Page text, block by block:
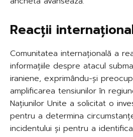
Reacții
Comunitatea internațională a
informațiile despre atacul
iraniene, exprimându-și
amplificarea tensiunilor în
Națiunilor Unite a solicitat o
pentru a determina
incidentului și pentru a